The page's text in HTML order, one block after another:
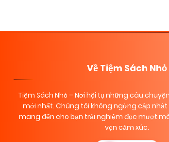
Về Tiệm Sách Nhỏ
Tiệm Sách Nhỏ – Nơi hội tụ những câu
mới nhất. Chúng tôi không ngừng cập
mang đến cho bạn trải nghiệm đọc mượt
vẹn cảm xúc.